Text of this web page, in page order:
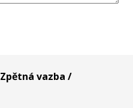
Zpětná vazba /